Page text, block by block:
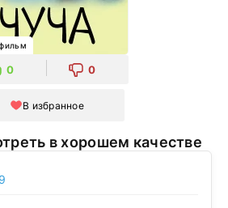
0 0
В избранное
в хорошем качестве